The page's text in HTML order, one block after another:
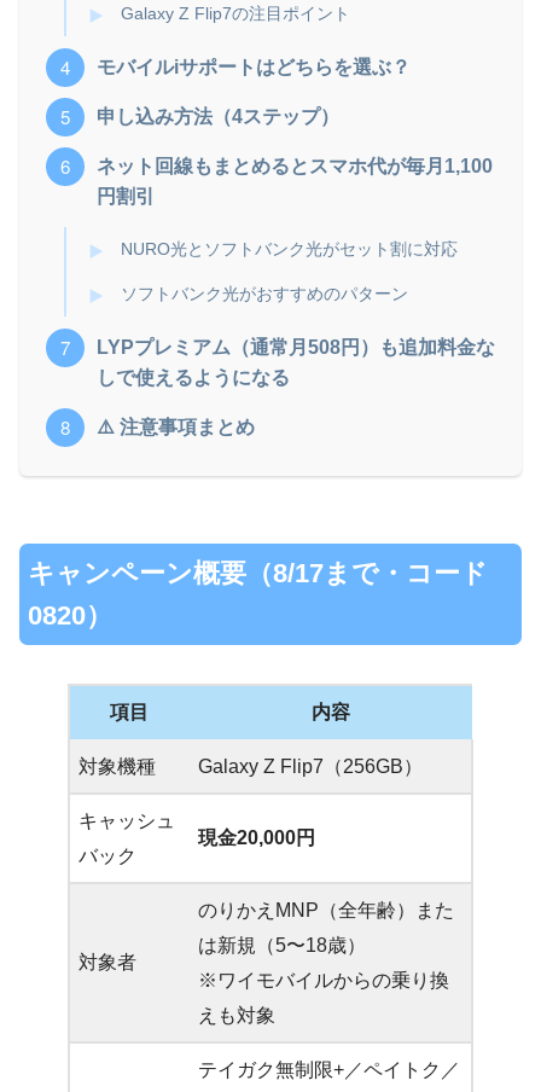
Galaxy Z Flip7の注目ポイント
モバイルiサポートはどちらを選ぶ？
申し込み方法（4ステップ）
ネット回線もまとめるとスマホ代が毎月1,100
円割引
NURO光とソフトバンク光がセット割に対応
ソフトバンク光がおすすめのパターン
LYPプレミアム（通常月508円）も追加料金な
しで使えるようになる
⚠️ 注意事項まとめ
キャンペーン概要（8/17まで・コード
0820）
項目 内容
対象機種 Galaxy Z Flip7（256GB）
キャッシュ
バック
現金20,000円
対象者
のりかえMNP（全年齢）また
は新規（5〜18歳）
※ワイモバイルからの乗り換
えも対象
テイガク無制限+／ペイトク／